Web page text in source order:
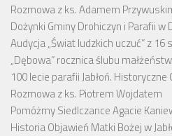
Rozmowa z ks. Adamem
Dożynki Gminy Drohiczyn i Parafii w
Audycja „Świat ludzkich uczuć” z 16
„Dębowa” rocznica ślubu
100 lecie parafii Jabłoń.
Rozmowa z ks. Piotrem Wojdatem
Pomóżmy Siedlczance Agacie
Historia Objawień Matki Bożej w